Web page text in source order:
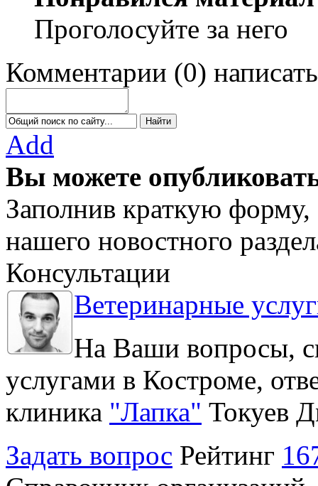
Проголосуйте за него
Комментарии (0) написать
Add
Вы можете
Заполнив краткую
нашего новостного
Консультации
Ветеринарные
На Ваши вопросы,
услугами в Костроме,
клиника "Лапка" Токуев
Задать вопрос Рейтинг